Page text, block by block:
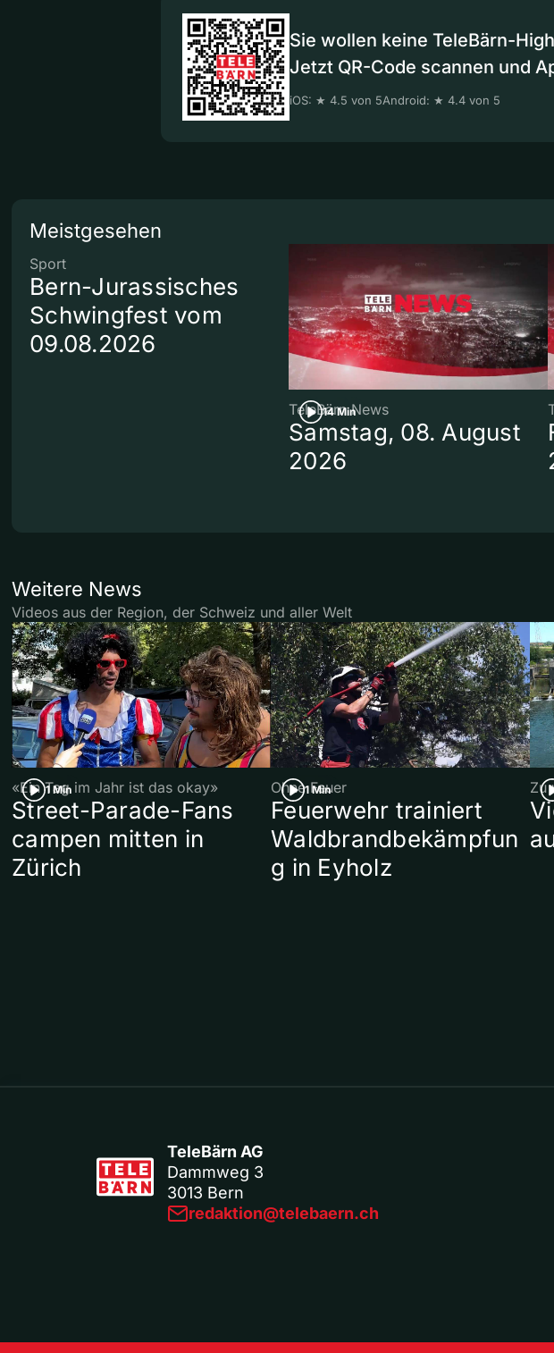
Sie wollen keine TeleBärn-
Jetzt QR-Code scannen und
iOS: ★ 4.5 von 5Android: ★ 4.4 von 5
Meistgesehen
Sport
Bern-Jurassisches
Schwingfest vom
09.08.2026
14 Min
TeleBärn News
Samstag, 08. August
2026
Weitere News
Videos aus der Region, der Schweiz und aller Welt
1 Min
«Ein Tag im Jahr ist das okay»
Street-Parade-Fans
campen mitten in
Zürich
1 Min
Ohne Feuer
Feuerwehr trainiert
Waldbrandbekämpfun
g in Eyholz
Zu
TeleBärn AG
Dammweg 3
3013 Bern
redaktion@telebaern.ch